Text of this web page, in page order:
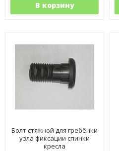
В корзину
Болт стяжной для гребёнки
узла фиксации спинки
кресла